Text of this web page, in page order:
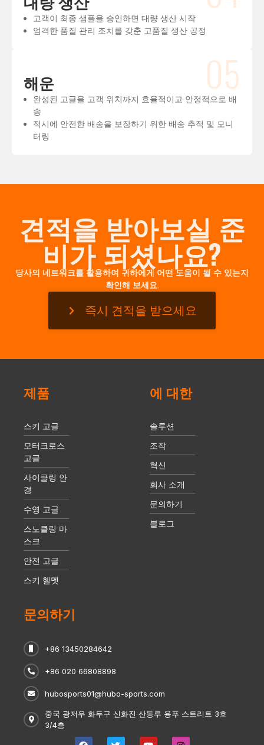
고객이 최종 샘플을 승인하면 대량 생산 시작
엄격한 품질 관리 조치를 갖춘 고품질 생산 공정
05
해운
완성된 고글을 고객 위치까지 효율적이고 안정적으로 배
송
적시에 안전한 배송을 보장하기 위한 배송 추적 및 모니
터링
견적을 받아보실 준
비가 되셨나요?
당사의 네트워크를 활용하여 귀하에게 어떤 도움이 될 수 있는지
확인해 보세요.
즉시 견적을 받으세요
제품
스키 고글
모터크로스
고글
사이클링 안
경
수영 고글
스노클링 마
스크
안전 고글
스키 헬멧
에 대한
솔루션
조작
혁신
회사 소개
문의하기
블로그
문의하기
+86 13450284642
+86 020 66808898
hubosports01@hubo-sports.com
중국 광저우 화두구 신화진 산둥루 용푸 스트리트 3호
3/4층